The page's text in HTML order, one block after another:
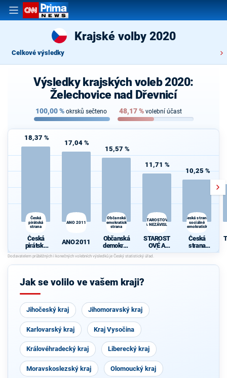
Krajské volby 2020
Celkové výsledky
Výsledky krajských voleb 2020:
Želechovice nad Dřevnicí
100,00% okrsků sečteno 48,17% volební účast
18,37 %
Česká
pirátská
strana
Česká
pirátská
strana
17,04 %
ANO 2011
ANO 2011
15,57 %
Občanská
demokratická
strana
Občanská
demokrati
cká strana
11,71 %
STAROSTOVÉ
A NEZÁVISLÍ
STAROST
OVÉ A
NEZÁVISL
10,25 %
Česká strana
sociálně
demokratická
Česká
strana
sociálně
cká
Jak se volilo ve vašem kraji?
Jihočeský kraj Jihomoravský kraj
Karlovarský kraj Kraj Vysočina
Královéhradecký kraj Liberecký kraj
Moravskoslezský kraj Olomoucký kraj